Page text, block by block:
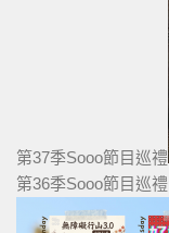
第37季Sooo節目巡禮
第36季Sooo節目巡禮